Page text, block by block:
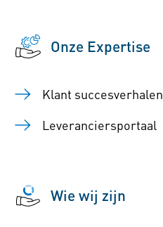
Onze Expertise
Klant succesverhalen
Leveranciersportaal
Wie wij zijn